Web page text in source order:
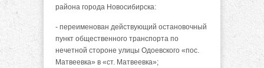
района города Новосибирска:
- переименован действующий остановочный
пункт общественного транспорта по
нечетной стороне улицы Одоевского «пос.
Матвеевка» в «ст. Матвеевка»;